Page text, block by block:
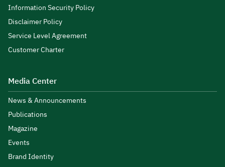
Information Security Policy
Disclaimer Policy
Service Level Agreement
Customer Charter
Media Center
News & Announcements
Publications
Magazine
Events
Brand Identity